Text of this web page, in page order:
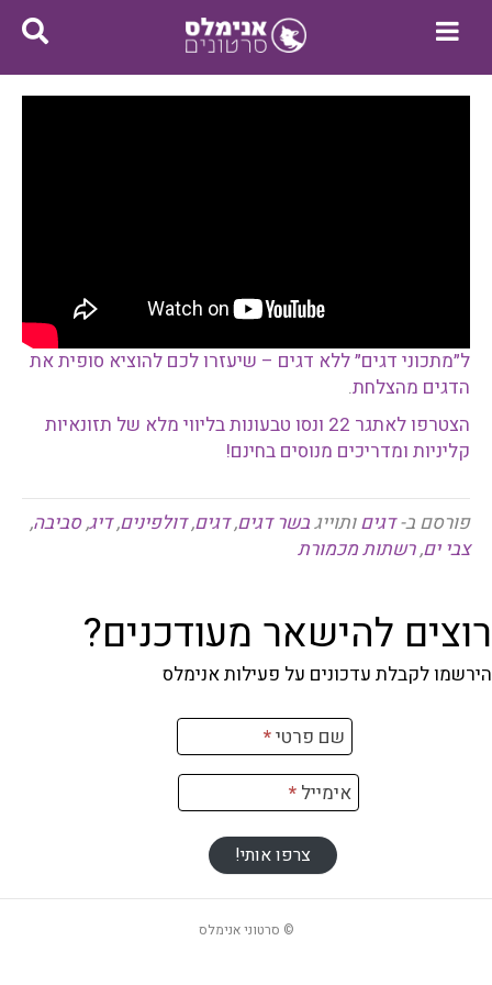
ל״מתכוני דגים״ ללא דגים – שיעזרו לכם להוציא סופית את
הדגים מהצלחת.
הצטרפו לאתגר 22 ונסו טבעונות בליווי מלא של תזונאיות
קליניות ומדריכים מנוסים בחינם!
פורסם ב-דגיםותוייגבשר דגים,דגים,דולפינים,דיג,סביבה,
צבי ים,רשתות מכמורת
רוצים להישאר מעודכנים?
הירשמו לקבלת עדכונים על פעילות אנימלס
שם פרטי*
אימייל *
צרפו אותי!
© סרטוני אנימלס